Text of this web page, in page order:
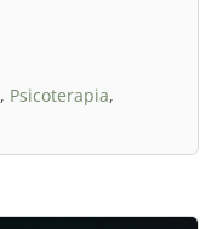
, Psicoterapia,